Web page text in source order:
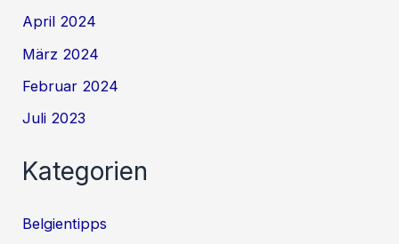
April 2024
März 2024
Februar 2024
Juli 2023
Kategorien
Belgientipps